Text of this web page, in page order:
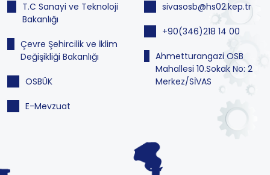
T.C Sanayi ve Teknoloji
Bakanlığı
Çevre Şehircilik ve İklim
Değişikliği Bakanlığı
OSBÜK
E-Mevzuat
sivasosb@hs02.kep.tr
+90(346)218 14 00
Ahmetturangazi OSB
Mahallesi 10.Sokak No: 2
Merkez/SİVAS